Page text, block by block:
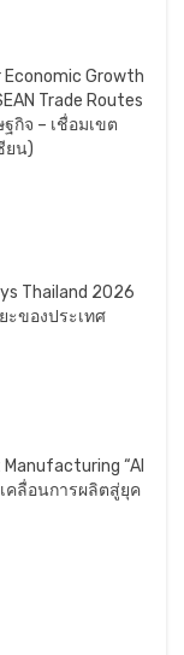
Economic Growth
Trade Routes
กิจ – เชื่อมเขต
ยน)
Thailand 2026
ของประเทศ
“AI
คลื่อนการผลิตสู่ยุค